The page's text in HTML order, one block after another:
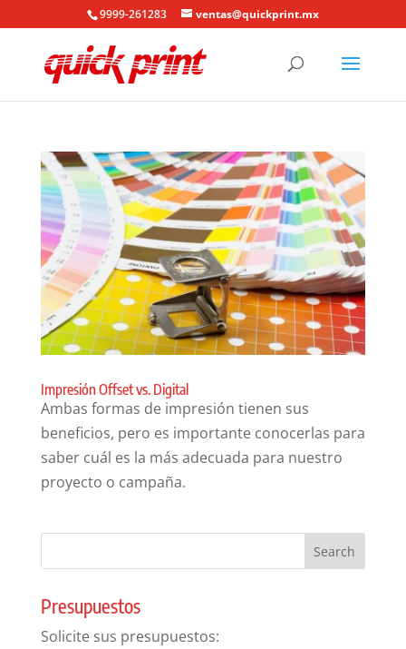
9999-261283 ventas@quickprint.mx
Impresión Offset vs. Digital
Ambas formas de impresión tienen sus
beneficios, pero es importante conocerlas para
saber cuál es la más adecuada para nuestro
proyecto o campaña.
Presupuestos
Solicite sus presupuestos: